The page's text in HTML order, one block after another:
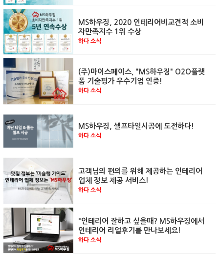
MS하우징, 2020 인테리어비교견적 소비
자만족지수 1위 수상
하다 소식
(주)마이스페이스, "MS하우징" O2O플랫
폼 기술평가 우수기업 인증!
하다 소식
MS하우징, 셀프타일시공에 도전하다!
하다 소식
고객님의 편의를 위해 제공하는 인테리어
업체 정보 제공 서비스!
하다 소식
"인테리어 잘하고 싶을때? MS하우징에서
인테리어 리얼후기를 만나보세요!
하다 소식